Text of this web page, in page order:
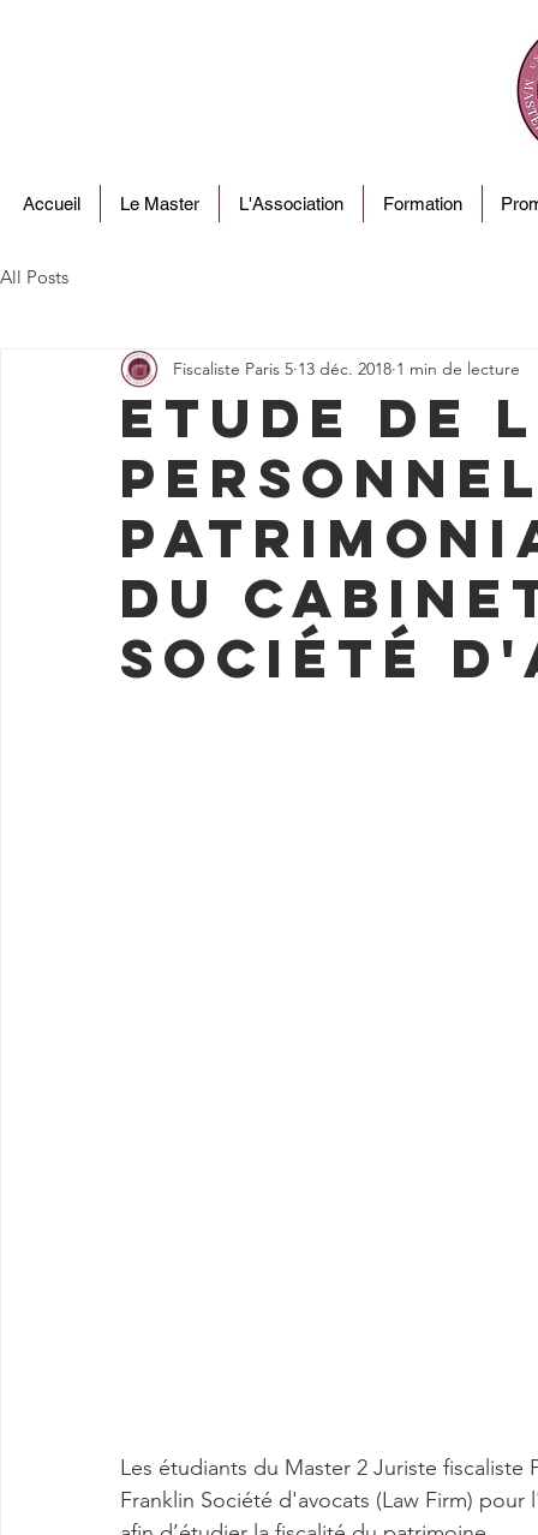
Accueil Le Master L'Association Formation
All Posts
Etude
du
Société
Fiscaliste Paris 5 13 déc. 2018 1 min de lecture
Les étudiants du Master 2 Juriste
Franklin Société d'avocats (Law Firm)